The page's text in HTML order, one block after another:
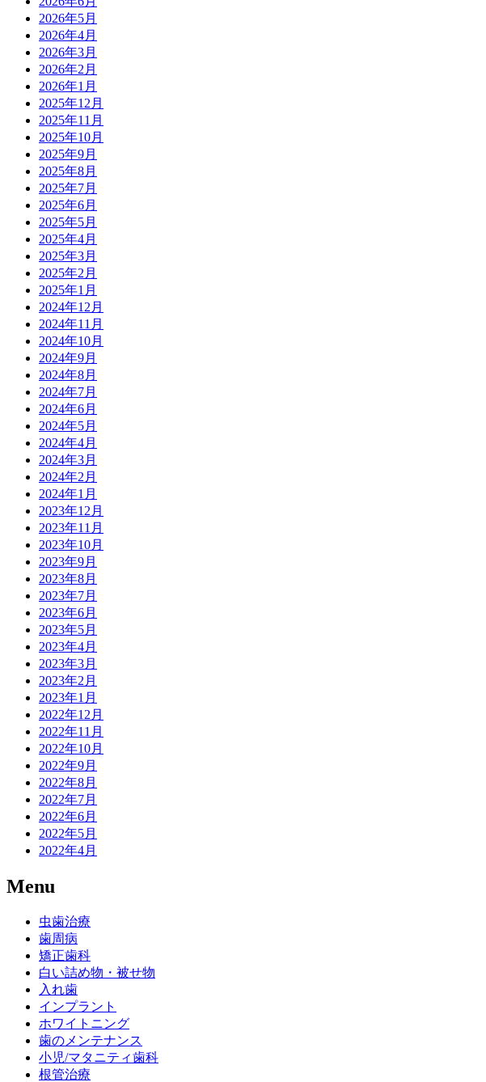
2026年5月
2026年4月
2026年3月
2026年2月
2026年1月
2025年12月
2025年11月
2025年10月
2025年9月
2025年8月
2025年7月
2025年6月
2025年5月
2025年4月
2025年3月
2025年2月
2025年1月
2024年12月
2024年11月
2024年10月
2024年9月
2024年8月
2024年7月
2024年6月
2024年5月
2024年4月
2024年3月
2024年2月
2024年1月
2023年12月
2023年11月
2023年10月
2023年9月
2023年8月
2023年7月
2023年6月
2023年5月
2023年4月
2023年3月
2023年2月
2023年1月
2022年12月
2022年11月
2022年10月
2022年9月
2022年8月
2022年7月
2022年6月
2022年5月
2022年4月
Menu
虫歯治療
歯周病
矯正歯科
白い詰め物・被せ物
入れ歯
インプラント
ホワイトニング
歯のメンテナンス
小児/マタニティ歯科
根管治療